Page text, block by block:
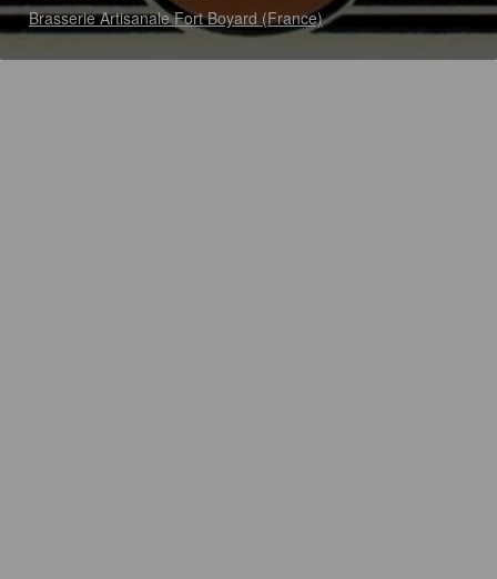
Brasserie Artisanale Fort Boyard (France)